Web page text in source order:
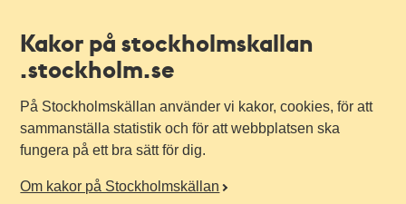
Kakor på stockholmskallan
.stockholm.se
På Stockholmskällan använder vi kakor, cookies, för att
sammanställa statistik och för att webbplatsen ska
fungera på ett bra sätt för dig.
Om kakor på Stockholmskällan